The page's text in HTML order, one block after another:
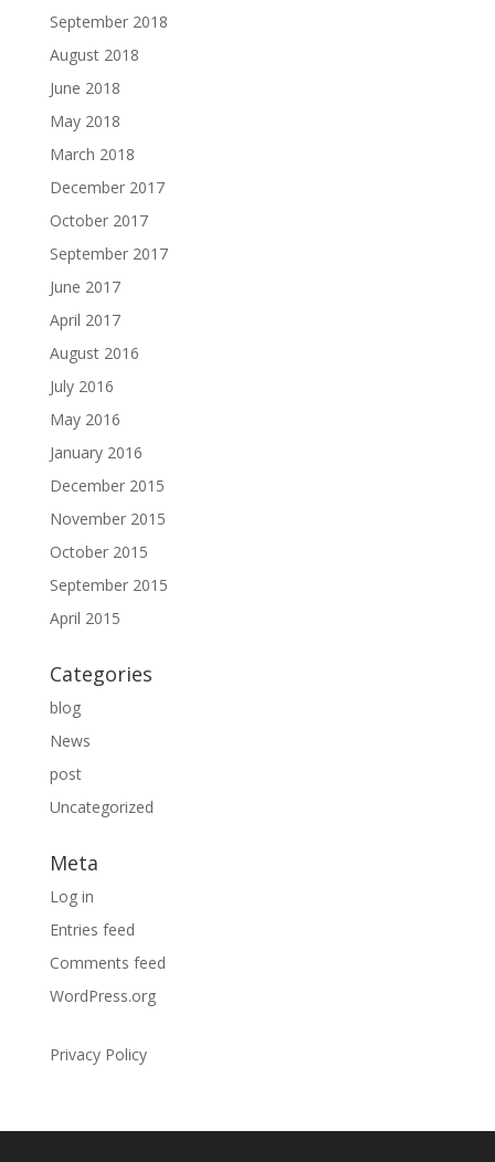
September 2018
August 2018
June 2018
May 2018
March 2018
December 2017
October 2017
September 2017
June 2017
April 2017
August 2016
July 2016
May 2016
January 2016
December 2015
November 2015
October 2015
September 2015
April 2015
Categories
blog
News
post
Uncategorized
Meta
Log in
Entries feed
Comments feed
WordPress.org
Privacy Policy